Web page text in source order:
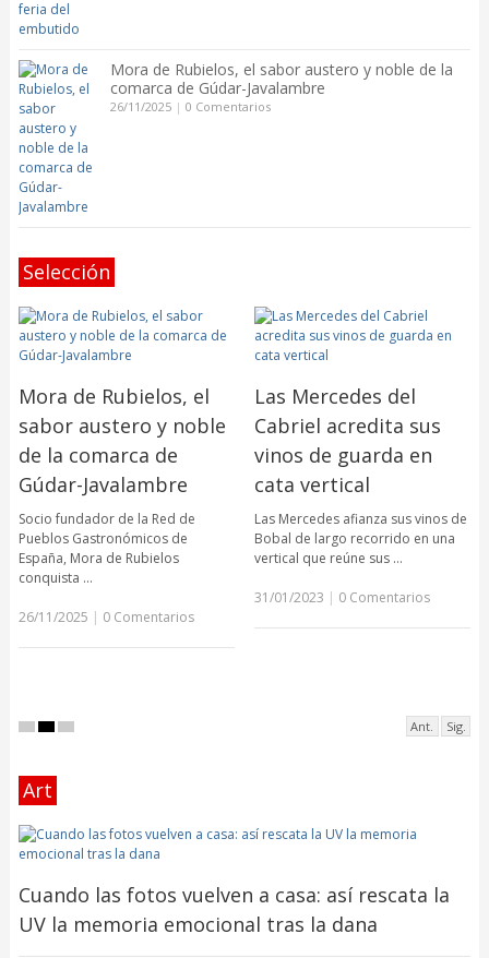
Mora de Rubielos, el sabor austero y noble de la
comarca de Gúdar-Javalambre
26/11/2025| 0 Comentarios
Selección
Mora de Rubielos, el
sabor austero y noble
de la comarca de
Gúdar-Javalambre
Socio fundador de la Red de
Pueblos Gastronómicos de
España, Mora de Rubielos
conquista …
26/11/2025 | 0 Comentarios
Las Mercedes del
Cabriel acredita sus
vinos de guarda en
cata vertical
Las Mercedes afianza sus vinos de
Bobal de largo recorrido en una
vertical que reúne sus …
31/01/2023 | 0 Comentarios
Ant. Sig.
Art
Cuando las fotos vuelven a casa: así rescata la
UV la memoria emocional tras la dana